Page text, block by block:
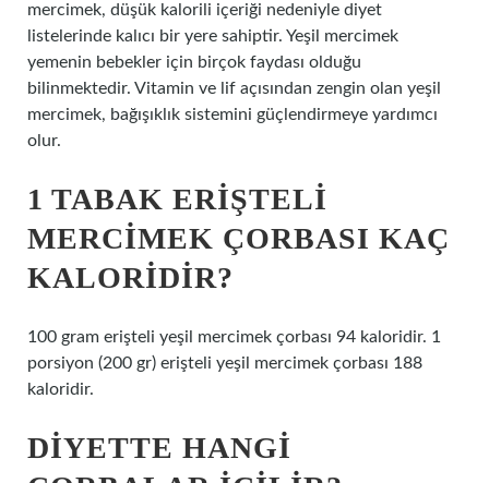
mercimek, düşük kalorili içeriği nedeniyle diyet
listelerinde kalıcı bir yere sahiptir. Yeşil mercimek
yemenin bebekler için birçok faydası olduğu
bilinmektedir. Vitamin ve lif açısından zengin olan yeşil
mercimek, bağışıklık sistemini güçlendirmeye yardımcı
olur.
1 TABAK ERIŞTELI
MERCIMEK ÇORBASI KAÇ
KALORIDIR?
100 gram erişteli yeşil mercimek çorbası 94 kaloridir. 1
porsiyon (200 gr) erişteli yeşil mercimek çorbası 188
kaloridir.
DIYETTE HANGI